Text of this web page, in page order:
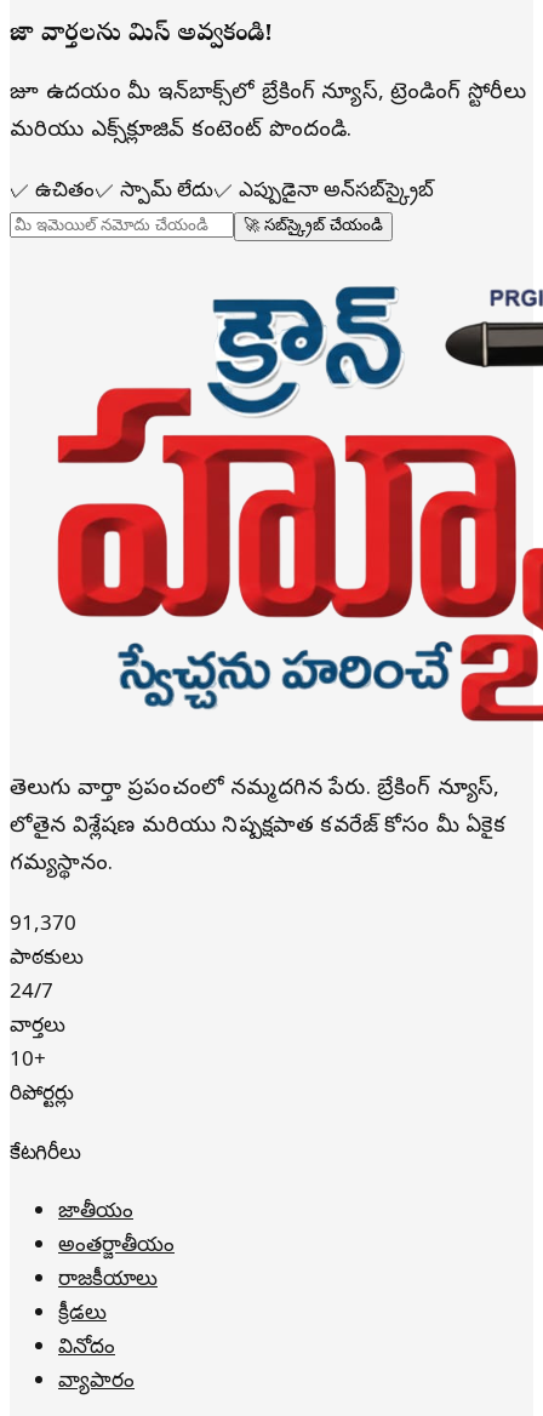
తాజా వార్తలను మిస్ అవ్వకండి!
రోజూ ఉదయం మీ ఇన్‌బాక్స్‌లో బ్రేకింగ్ న్యూస్, ట్రెండింగ్ స్టోరీలు
మరియు ఎక్స్‌క్లూజివ్ కంటెంట్ పొందండి.
✓ ఉచితం✓ స్పామ్ లేదు✓ ఎప్పుడైనా అన్‌సబ్‌స్క్రైబ్
🚀 సబ్‌స్క్రైబ్ చేయండి
తెలుగు వార్తా ప్రపంచంలో నమ్మదగిన పేరు. బ్రేకింగ్ న్యూస్,
లోతైన విశ్లేషణ మరియు నిష్పక్షపాత కవరేజ్ కోసం మీ ఏకైక
గమ్యస్థానం.
91,370
పాఠకులు
24/7
వార్తలు
10+
రిపోర్టర్లు
కేటగిరీలు
జాతీయం
అంతర్జాతీయం
రాజకీయాలు
క్రీడలు
వినోదం
వ్యాపారం